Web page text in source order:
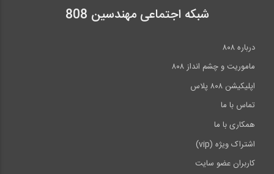
شبکه اجتماعی مهندسین 808
درباره ۸۰۸
ماموریت و چشم انداز ۸۰۸
اپلیکیشن ۸۰۸ پلاس
تماس با ما
همکاری با ما
اشتراک ویژه (vip)
کاربران عضو سایت